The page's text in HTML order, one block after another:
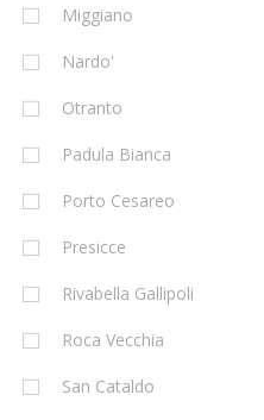
Miggiano
Nardo'
Otranto
Padula Bianca
Porto Cesareo
Presicce
Rivabella Gallipoli
Roca Vecchia
San Cataldo